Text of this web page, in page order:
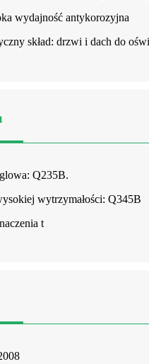
wydajność antykorozyjna
skład: drzwi i dach do
Q235B.
wytrzymałości: Q345B
t